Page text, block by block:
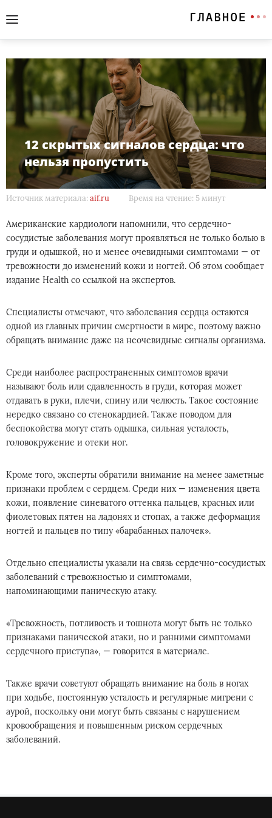
12 скрытых сигналов сердца: что
нельзя пропустить
Источник материала: aif.ru Время на чтение: 5 минут
Американские кардиологи напомнили, что сердечно-
сосудистые заболевания могут проявляться не только болью в
груди и одышкой, но и менее очевидными симптомами — от
тревожности до изменений кожи и ногтей. Об этом сообщает
издание Health со ссылкой на экспертов.
Специалисты отмечают, что заболевания сердца остаются
одной из главных причин смертности в мире, поэтому важно
обращать внимание даже на неочевидные сигналы организма.
Среди наиболее распространенных симптомов врачи
называют боль или сдавленность в груди, которая может
отдавать в руки, плечи, спину или челюсть. Такое состояние
нередко связано со стенокардией. Также поводом для
беспокойства могут стать одышка, сильная усталость,
головокружение и отеки ног.
Кроме того, эксперты обратили внимание на менее заметные
признаки проблем с сердцем. Среди них — изменения цвета
кожи, появление синеватого оттенка пальцев, красных или
фиолетовых пятен на ладонях и стопах, а также деформация
ногтей и пальцев по типу «барабанных палочек».
Отдельно специалисты указали на связь сердечно-сосудистых
заболеваний с тревожностью и симптомами,
напоминающими паническую атаку.
«Тревожность, потливость и тошнота могут быть не только
признаками панической атаки, но и ранними симптомами
сердечного приступа», — говорится в материале.
Также врачи советуют обращать внимание на боль в ногах
при ходьбе, постоянную усталость и регулярные мигрени с
аурой, поскольку они могут быть связаны с нарушением
кровообращения и повышенным риском сердечных
заболеваний.